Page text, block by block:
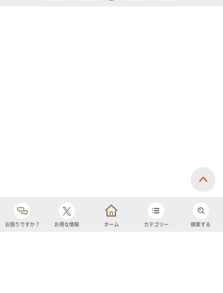
お困りですか？ お得な情報 ホーム カテゴリー 検索する